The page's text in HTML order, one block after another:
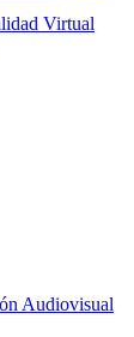
Virtual
Audiovisual